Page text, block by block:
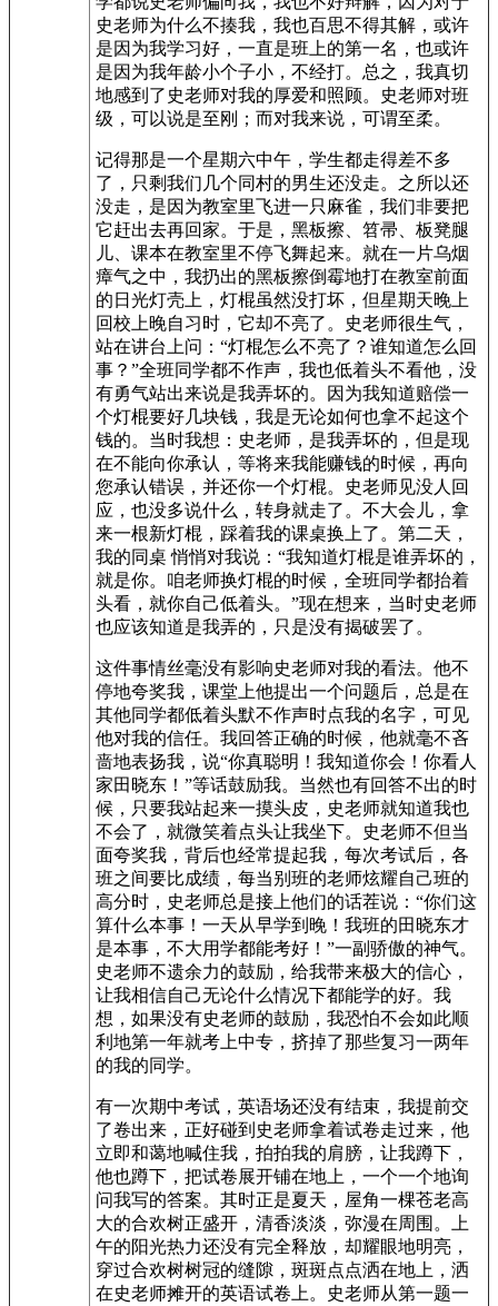
史老师为什么不揍我，我也百思不得其解，或许
是因为我学习好，一直是班上的第一名，也或许
是因为我年龄小个子小，不经打。总之，我真切
地感到了史老师对我的厚爱和照顾。史老师对班
级，可以说是至刚；而对我来说，可谓至柔。
记得那是一个星期六中午，学生都走得差不多
了，只剩我们几个同村的男生还没走。之所以还
没走，是因为教室里飞进一只麻雀，我们非要把
它赶出去再回家。于是，黑板擦、笤帚、板凳腿
儿、课本在教室里不停飞舞起来。就在一片乌烟
瘴气之中，我扔出的黑板擦倒霉地打在教室前面
的日光灯壳上，灯棍虽然没打坏，但星期天晚上
回校上晚自习时，它却不亮了。史老师很生气，
站在讲台上问：“灯棍怎么不亮了？谁知道怎么回
事？”全班同学都不作声，我也低着头不看他，没
有勇气站出来说是我弄坏的。因为我知道赔偿一
个灯棍要好几块钱，我是无论如何也拿不起这个
钱的。当时我想：史老师，是我弄坏的，但是现
在不能向你承认，等将来我能赚钱的时候，再向
您承认错误，并还你一个灯棍。史老师见没人回
应，也没多说什么，转身就走了。不大会儿，拿
来一根新灯棍，踩着我的课桌换上了。第二天，
我的同桌 悄悄对我说：“我知道灯棍是谁弄坏的，
就是你。咱老师换灯棍的时候，全班同学都抬着
头看，就你自己低着头。”现在想来，当时史老师
也应该知道是我弄的，只是没有揭破罢了。
这件事情丝毫没有影响史老师对我的看法。他不
停地夸奖我，课堂上他提出一个问题后，总是在
其他同学都低着头默不作声时点我的名字，可见
他对我的信任。我回答正确的时候，他就毫不吝
啬地表扬我，说“你真聪明！我知道你会！你看人
家田晓东！”等话鼓励我。当然也有回答不出的时
候，只要我站起来一摸头皮，史老师就知道我也
不会了，就微笑着点头让我坐下。史老师不但当
面夸奖我，背后也经常提起我，每次考试后，各
班之间要比成绩，每当别班的老师炫耀自己班的
高分时，史老师总是接上他们的话茬说：“你们这
算什么本事！一天从早学到晚！我班的田晓东才
是本事，不大用学都能考好！”一副骄傲的神气。
史老师不遗余力的鼓励，给我带来极大的信心，
让我相信自己无论什么情况下都能学的好。我
想，如果没有史老师的鼓励，我恐怕不会如此顺
利地第一年就考上中专，挤掉了那些复习一两年
的我的同学。
有一次期中考试，英语场还没有结束，我提前交
了卷出来，正好碰到史老师拿着试卷走过来，他
立即和蔼地喊住我，拍拍我的肩膀，让我蹲下，
他也蹲下，把试卷展开铺在地上，一个一个地询
问我写的答案。其时正是夏天，屋角一棵苍老高
大的合欢树正盛开，清香淡淡，弥漫在周围。上
午的阳光热力还没有完全释放，却耀眼地明亮，
穿过合欢树树冠的缝隙，斑斑点点洒在地上，洒
在史老师摊开的英语试卷上。史老师从第一题一